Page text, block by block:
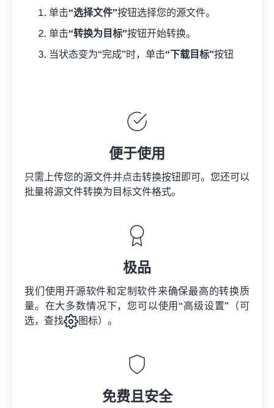
单击“选择文件”按钮选择您的源文件。
单击“转换为目标”按钮开始转换。
当状态变为“完成”时，单击“下载目标”按钮
便于使用
只需上传您的源文件并点击转换按钮即可。您还可以
批量将源文件转换为目标文件格式。
极品
我们使用开源软件和定制软件来确保最高的转换质
量。在大多数情况下，您可以使用“高级设置”（可
选，查找
图标）。
免费且安全